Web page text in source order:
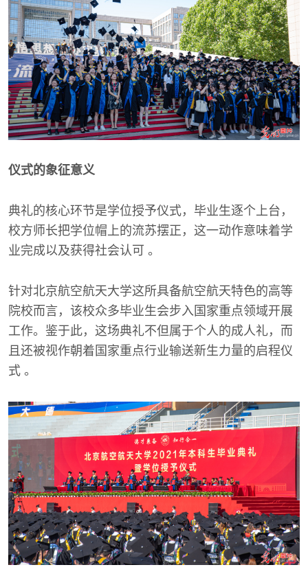
仪式的象征意义
典礼的核心环节是学位授予仪式，毕业生逐个上台，
校方师长把学位帽上的流苏摆正，这一动作意味着学
业完成以及获得社会认可 。
针对北京航空航天大学这所具备航空航天特色的高等
院校而言，该校众多毕业生会步入国家重点领域开展
工作。鉴于此，这场典礼不但属于个人的成人礼，而
且还被视作朝着国家重点行业输送新生力量的启程仪
式 。